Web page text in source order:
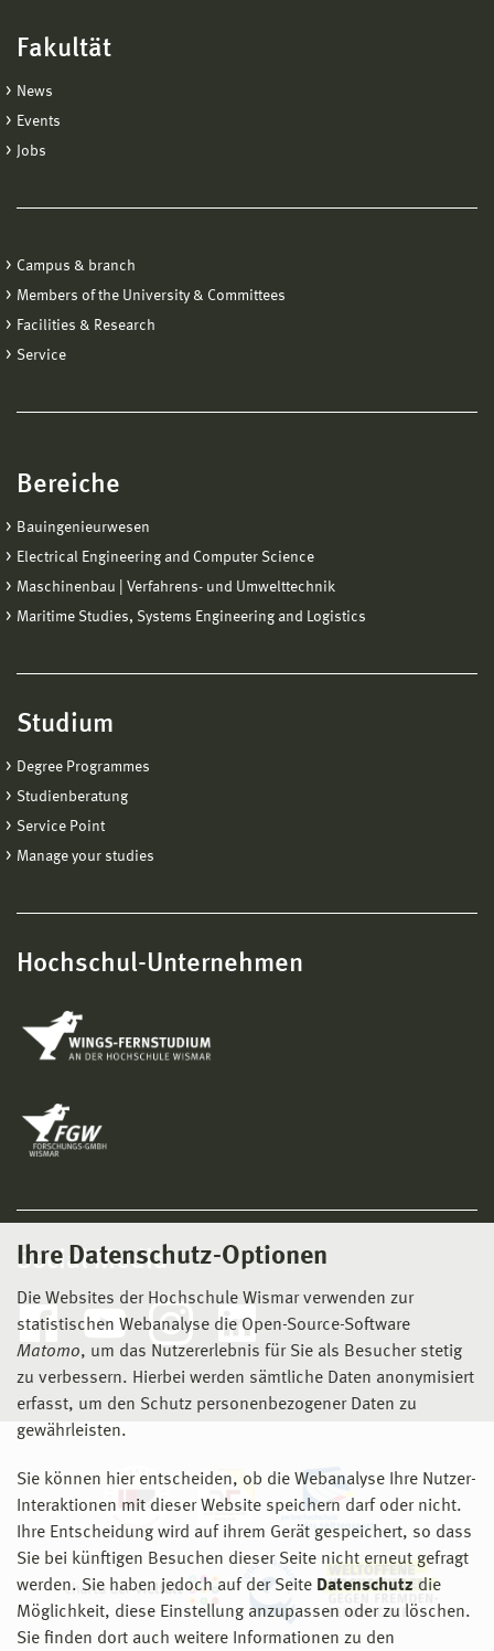
Ihre Datenschutz-Optionen
Die Websites der Hochschule Wismar verwenden zur
statistischen Webanalyse die Open-Source-Software
Matomo, um das Nutzererlebnis für Sie als Besucher stetig
zu verbessern. Hierbei werden sämtliche Daten anonymisiert
erfasst, um den Schutz personenbezogener Daten zu
gewährleisten.
Sie können hier entscheiden, ob die Webanalyse Ihre Nutzer-
Interaktionen mit dieser Website speichern darf oder nicht.
Ihre Entscheidung wird auf ihrem Gerät gespeichert, so dass
Sie bei künftigen Besuchen dieser Seite nicht erneut gefragt
werden. Sie haben jedoch auf der Seite Datenschutz die
Möglichkeit, diese Einstellung anzupassen oder zu löschen.
Sie finden dort auch weitere Informationen zu den
Fakultät
News
Events
Jobs
Campus & branch
Members of the University & Committees
Facilities & Research
Service
Bereiche
Bauingenieurwesen
Electrical Engineering and Computer Science
Maschinenbau | Verfahrens- und Umwelttechnik
Maritime Studies, Systems Engineering and Logistics
Studium
Degree Programmes
Studienberatung
Service Point
Manage your studies
Hochschul-Unternehmen
Social Media